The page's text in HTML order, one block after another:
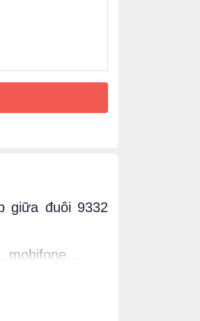
giữa đuôi 9332
mobifone…